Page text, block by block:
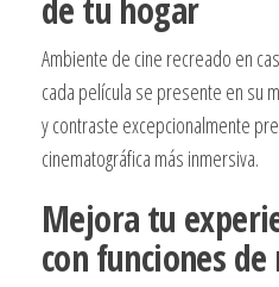
Ambiente de cine recreado en
cada película se presente en su
y contraste excepcionalmente
cinematográfica más inmersiva.
Mejora tu
con funciones